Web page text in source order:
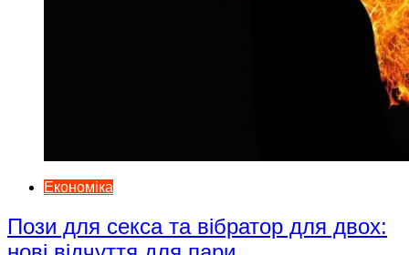
Економіка
Пози для секса та вібратор для двох: